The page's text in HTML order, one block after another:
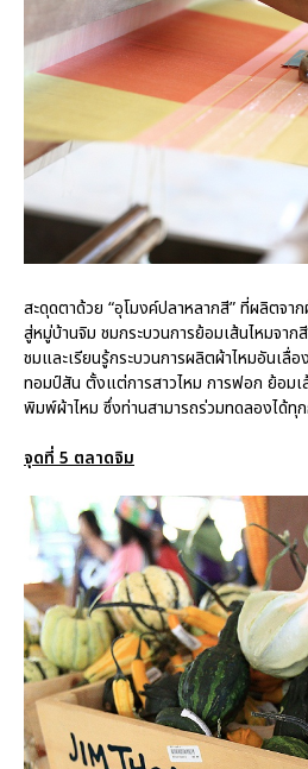
สะดุดตาด้วย “อุโมงค์ปลาหลากสี” ที่ผลิตจา
สู่หมู่บ้านจิม ชมกระบวนการย้อมเส้นไหมจาก
ชมและเรียนรู้กระบวนการผลิตผ้าไหมอันเลื่
ทอมป์สัน ตั้งแต่การสาวไหม การฟอก ย้อมเ
พิมพ์ผ้าไหม ซึ่งท่านสามารถร่วมทดลองได้ทุก
จุดที่ 5 ตลาดจิม